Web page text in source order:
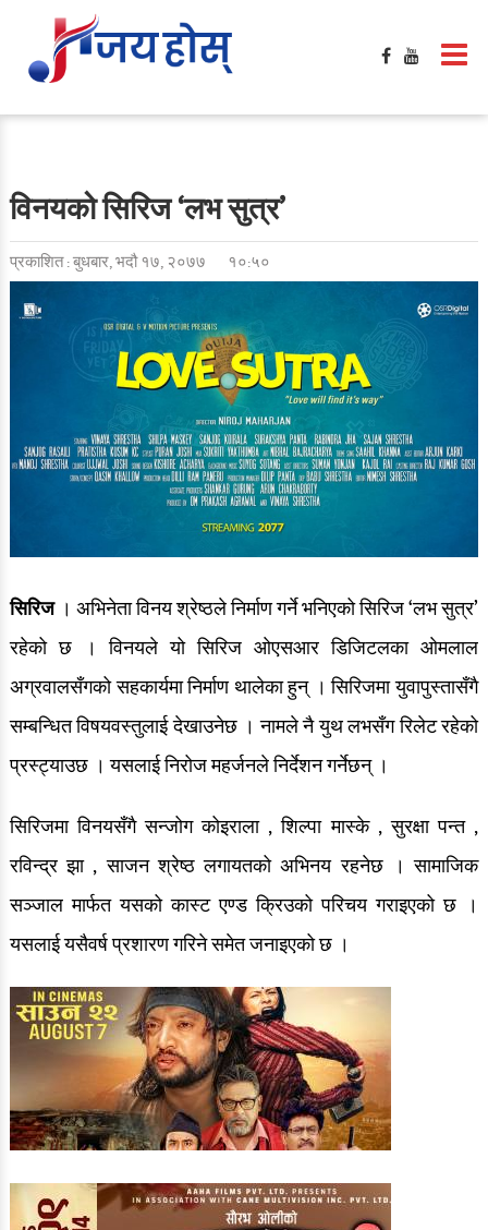
विनयको सिरिज ‘लभ सुत्र’
प्रकाशित : बुधबार, भदौ १७, २०७७ १०:५०
सिरिज। अभिनेता विनय श्रेष्ठले निर्माण गर्ने भनिएको सिरिज ‘लभ सुत्र’
रहेको छ । विनयले यो सिरिज ओएसआर डिजिटलका ओमलाल
अग्रवालसँगको सहकार्यमा निर्माण थालेका हुन् । सिरिजमा युवापुस्तासँगै
सम्बन्धित विषयवस्तुलाई देखाउनेछ । नामले नै युथ लभसँग रिलेट रहेको
प्रस्ट्याउछ । यसलाई निरोज महर्जनले निर्देशन गर्नेछन् ।
सिरिजमा विनयसँगै सन्जोग कोइराला , शिल्पा मास्के , सुरक्षा पन्त ,
रविन्द्र झा , साजन श्रेष्ठ लगायतको अभिनय रहनेछ । सामाजिक
सञ्जाल मार्फत यसको कास्ट एण्ड क्रिउको परिचय गराइएको छ ।
यसलाई यसैवर्ष प्रशारण गरिने समेत जनाइएको छ ।